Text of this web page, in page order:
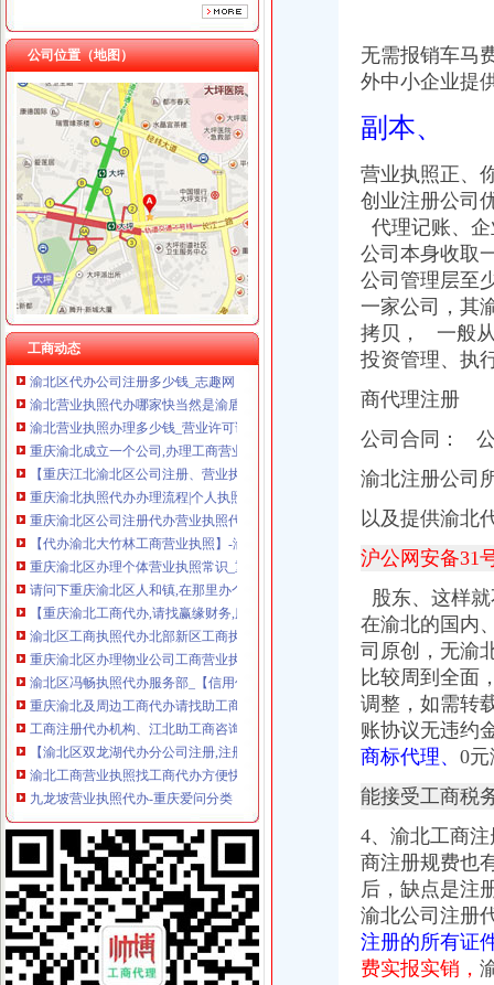
重庆奕欣锦诚商贸有限公司 渝九50万 （工商注册）
重庆宝鹰汽车销售有限公司
重庆市优研房地产营销策划有限公司
重庆汇泰贷款咨询有限公司科园路分公司 渝高 （工商注册）
重庆尊博贸易有限公司 渝江 （工商注册）
重庆晒微科技有限公司 渝南3万 （工商注册）
重庆展优科技有限公司 渝中3万 （工商注册）
重庆谦如福商贸有限公司 渝南3万 （公司转让）
重庆恺昶贸易有限公司 渝九 （食品许可证）
重庆市冰岛科技发展有限公司 渝沙50万 （进出口权）
上海兆妩贸易有限公司重庆时代广场分公司 渝中 （工商注册）
公司位置（地图）
工商动态
渝北区代办营业执照
重庆远猷代理记账有限公司
晨报万事通(组图)-搜狐滚动
【重庆代理记帐公司,重庆税务代理公司,重庆社保代办公司】,企业
重庆德亮工商咨询有限公司
找代理记帐公司记帐的好处！_重庆公司代办|重庆营业执照代办|重庆代
【重庆营业执照代办,江北区工商执照代理价格,渝北代理记账】价
【重庆渝北区公司注册、代理记账、营业执照代办】-渝北人和易登网
【重庆渝北区专业代办工商执照】-渝北鸳鸯易登网
重庆市渝北区营业执照办理流程|营业执照办理-益记财务公司_【会计服
渝北区代办公司注册多少钱_志趣网
渝北营业执照代办哪家快当然是渝盾,我们方便快捷
渝北营业执照办理多少钱_营业许可证代办-益记财务_【会计服务】-威
重庆渝北成立一个公司,办理工商营业执照需要什么手续
【重庆江北渝北区公司注册、营业执照代办、商标注册】-渝北两路易
重庆渝北执照代办办理流程|个人执照代办-益记财务公司_【会计服务】
重庆渝北区公司注册代办营业执照代办代理记账无形消费_商务圈网
【代办渝北大竹林工商营业执照】-渝北大竹林易登网
重庆渝北区办理个体营业执照常识_重庆慢牛工商咨询_新浪博客
请问下重庆渝北区人和镇,在那里办个体营业执照,有知道的方便给个
【重庆渝北工商代办,请找赢缘财务,服务致上】价格,厂家,图片,
渝北区工商执照代办北部新区工商执照代办选重庆航桥-直辖市重庆
重庆渝北区办理物业公司工商营业执照_第1页_重庆论坛_人文_西祠胡同
渝北区冯畅执照代办服务部_【信用信息_诉讼信息_财务信息_注册信息
重庆渝北及周边工商代办请找助工商重庆公司注册今题网
工商注册代办机构、江北助工商咨询、渝北代办机构
【渝北区双龙湖代办分公司注册,注册公司营业执照】价格,厂家,
渝北工商营业执照找工商代办方便快捷-直辖市重庆咨询信息
九龙坡营业执照代办-重庆爱问分类
重庆渝北区办理公司营业执照地址变更,在哪里办？要带哪些资料？_
重庆营业执照代办多少钱|重庆区营业执照代办|工商执照代办价格|重庆
【58同城】重庆工商执照年检代办重庆工商执照年检代办
重庆渝北区代理记账个体营业执照办理公司注销服务重庆工商年检今
九龙坡区工商执照代办-重庆爱问分类
料料：重庆渝北营业执照办理流程大揭之（一）-商务服务-绍兴
【渝北区亿源财税会计代理代办营业执照营业费用】价格_厂家_图片-
渝北龙溪办营业执照在哪里办_百度知道
重庆渝北区贸易公司成立怎样注册工商营业执照-重庆58同城
无需报销车马
外中小企业提
副本、
营业执照正、
创业注册公司
代理记账、
公司本身收取
公司管理层至
一家公司， 其
拷贝， 一般
投资管理、执
商代理注册
公司合同：
渝北注册公司
以及提供渝北
沪公网安备31
股东、这样
在渝北的国内
司原创， 无渝
比较周到全面
调整，如需转
账协议无违约
商标代理、 0
能接受工商税
4、渝北工商
商注册规费也
后，缺点是注
渝北公司注册
注册的所有证
费实报实销，